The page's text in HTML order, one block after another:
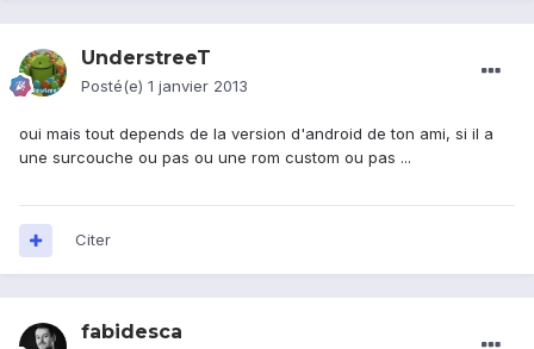
UnderstreeT
Posté(e) 1 janvier 2013
oui mais tout depends de la version d'android de ton ami, si il a
une surcouche ou pas ou une rom custom ou pas ...
Citer
fabidesca